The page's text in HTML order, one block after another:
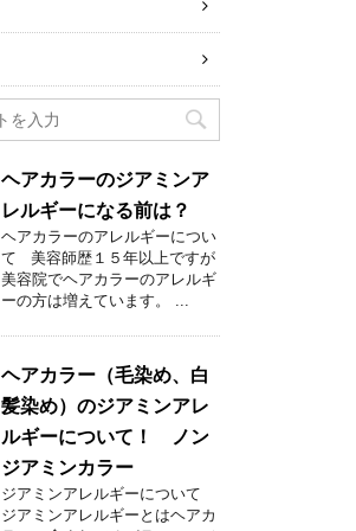
ヘアカラーのジアミンア
レルギーになる前は？
ヘアカラーのアレルギーについ
て 美容師歴１５年以上ですが
美容院でヘアカラーのアレルギ
ーの方は増えています。 ...
ヘアカラー（毛染め、白
髪染め）のジアミンアレ
ルギーについて！ ノン
ジアミンカラー
ジアミンアレルギーについて
ジアミンアレルギーとはヘアカ